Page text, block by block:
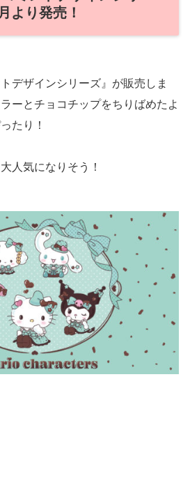
より発売！
デザインシリーズ』が販売しま
ーとチョコチップをちりばめたよ
たり！
人気になりそう！